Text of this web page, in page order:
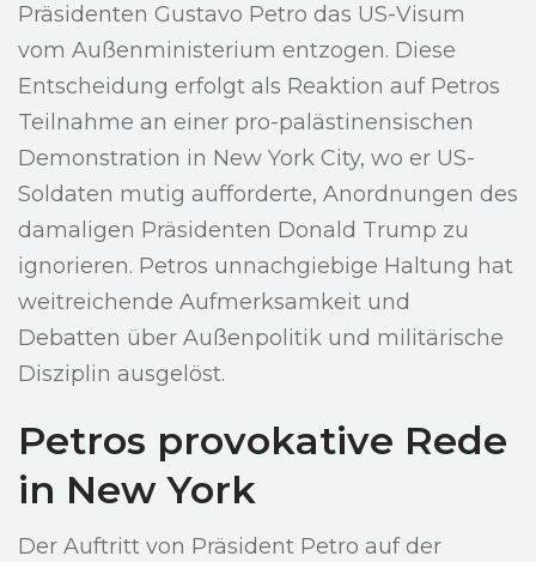
Präsidenten Gustavo Petro das US-Visum
vom Außenministerium entzogen. Diese
Entscheidung erfolgt als Reaktion auf Petros
Teilnahme an einer pro-palästinensischen
Demonstration in New York City, wo er US-
Soldaten mutig aufforderte, Anordnungen des
damaligen Präsidenten Donald Trump zu
ignorieren. Petros unnachgiebige Haltung hat
weitreichende Aufmerksamkeit und
Debatten über Außenpolitik und militärische
Disziplin ausgelöst.
Petros provokative Rede
in New York
Der Auftritt von Präsident Petro auf der